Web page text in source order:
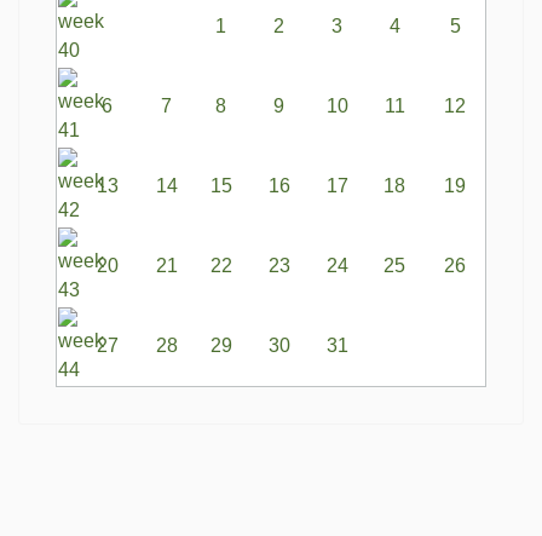
1 2 3 4 5
6 7 8 9 10 11 12
13 14 15 16 17 18 19
20 21 22 23 24 25 26
27 28 29 30 31